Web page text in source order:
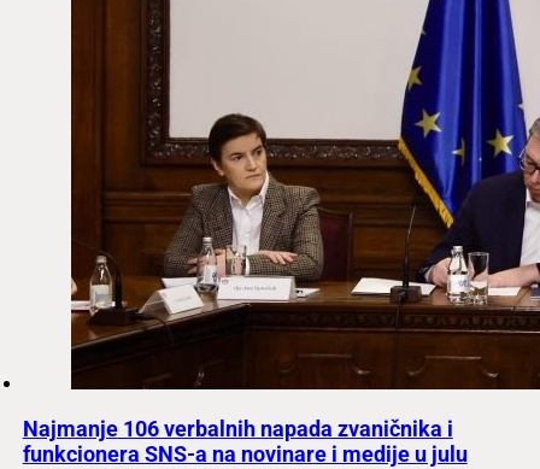
Najmanje 106 verbalnih napada zvaničnika i
funkcionera SNS-a na novinare i medije u julu